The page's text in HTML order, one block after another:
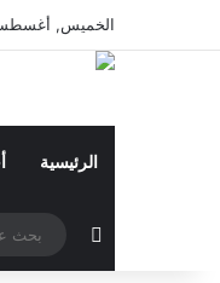
الخميس, أغسطس 6
الرئيسية
مقال